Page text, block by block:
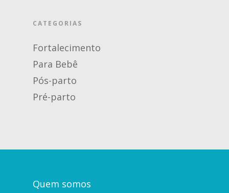
CATEGORIAS
Fortalecimento
Para Bebê
Pós-parto
Pré-parto
Quem somos